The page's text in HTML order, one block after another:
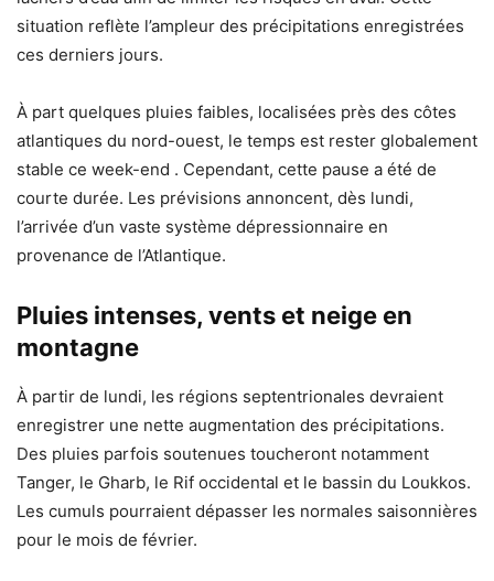
situation reflète l’ampleur des précipitations enregistrées
ces derniers jours.
À part quelques pluies faibles, localisées près des côtes
atlantiques du nord-ouest, le temps est rester globalement
stable ce week-end . Cependant, cette pause a été de
courte durée. Les prévisions annoncent, dès lundi,
l’arrivée d’un vaste système dépressionnaire en
provenance de l’Atlantique.
Pluies intenses, vents et neige en
montagne
À partir de lundi, les régions septentrionales devraient
enregistrer une nette augmentation des précipitations.
Des pluies parfois soutenues toucheront notamment
Tanger, le Gharb, le Rif occidental et le bassin du Loukkos.
Les cumuls pourraient dépasser les normales saisonnières
pour le mois de février.